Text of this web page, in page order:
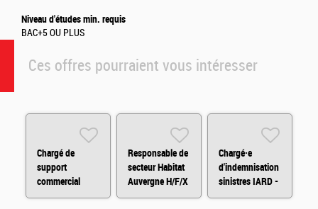
Niveau d'études min. requis
BAC+5 OU PLUS
Ces offres pourraient vous intéresser
Chargé de
support
commercial
H/F/X
Responsable de
secteur Habitat
Auvergne H/F/X
- Départements
Chargé·e
d'indemnisation
sinistres IARD -
CDD H/F